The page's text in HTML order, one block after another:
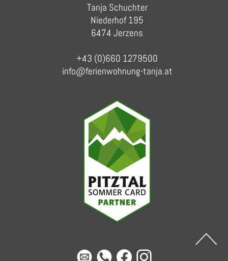
Tanja Schuchter
Niederhof 195
6474 Jerzens
+43 (0)660 1279500
info@ferienwohnung-tanja.at